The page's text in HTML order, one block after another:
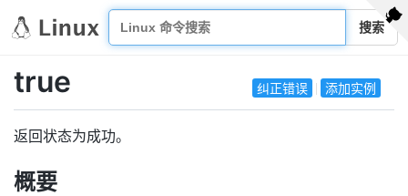
搜索
纠正错误 添加实例
true
返回状态为成功。
概要